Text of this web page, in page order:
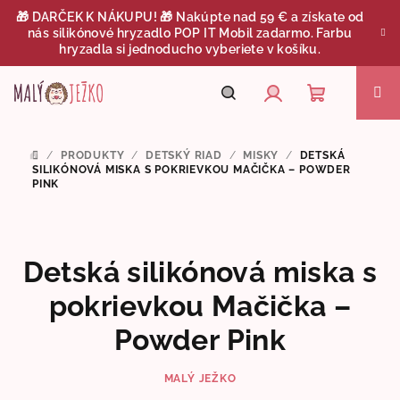
Prejsť
🎁 DARČEK K NÁKUPU! 🎁 Nakúpte nad 59 € a získate od
nás silikónové hryzadlo POP IT Mobil zadarmo. Farbu
hryzadla si jednoducho vyberiete v košíku.
Nákupný
košík
DOMOV
/ PRODUKTY / DETSKÝ RIAD / MISKY /
DETSKÁ
SILIKÓNOVÁ MISKA S POKRIEVKOU MAČIČKA – POWDER
PINK
Detská silikónová miska s
pokrievkou Mačička –
Powder Pink
MALÝ JEŽKO